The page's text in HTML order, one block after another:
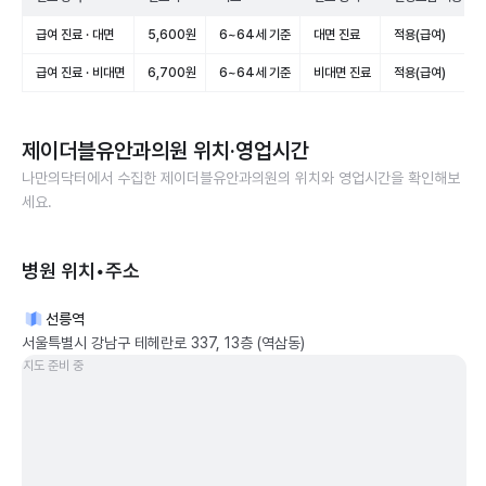
급여 진료 · 대면 5,600원 6~64세 기준 대면 진료 적용(급여)
급여 진료 · 비대면 6,700원 6~64세 기준 비대면 진료 적용(급여)
제이더블유안과의원 위치·영업시간
나만의닥터에서 수집한 제이더블유안과의원의 위치와 영업시간을 확인해보
세요.
병원 위치•주소
선릉역
서울특별시 강남구 테헤란로 337, 13층 (역삼동)
지도 준비 중